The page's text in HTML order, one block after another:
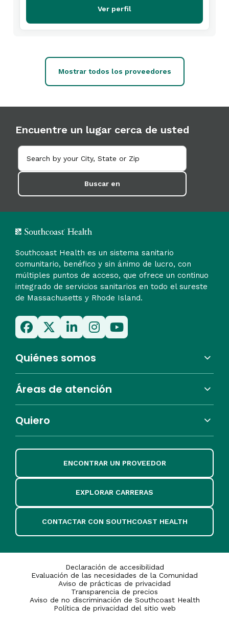
Ver perfil
Mostrar todos los proveedores
Encuentre un lugar cerca de usted
Buscar en
Southcoast Health es un sistema sanitario
comunitario, benéfico y sin ánimo de lucro, con
múltiples puntos de acceso, que ofrece un continuo
integrado de servicios sanitarios en todo el sureste
de Massachusetts y Rhode Island.
Quiénes somos
Áreas de atención
Quiero
ENCONTRAR UN PROVEEDOR
EXPLORAR CARRERAS
CONTACTAR CON SOUTHCOAST HEALTH
Declaración de accesibilidad
Evaluación de las necesidades de la Comunidad
Aviso de prácticas de privacidad
Transparencia de precios
Aviso de no discriminación de Southcoast Health
Política de privacidad del sitio web